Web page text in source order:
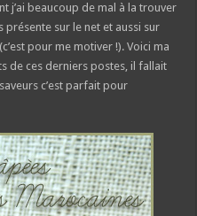
j’ai beaucoup de mal à la trouver
présente sur le net et aussi sur
pour me motiver !). Voici ma
de ces derniers postes, il fallait
c’est parfait pour